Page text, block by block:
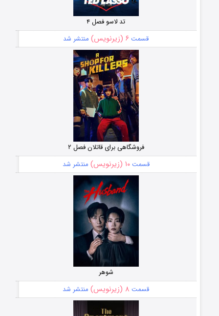
تد لاسو فصل ۴
قسمت ۶ (زیرنویس) منتشر شد
فروشگاهی برای قاتلان فصل ۲
قسمت۱۰ (زیرنویس) منتشر شد
شوهر
قسمت ۸ (زیرنویس) منتشر شد